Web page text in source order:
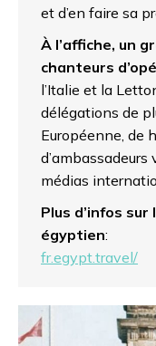
et d’en faire sa
À l’affiche, un
chanteurs
l’Italie et la
délégations de
Européenne, de
médias
Plus d’infos
égyptien:
fr.egypt.travel/